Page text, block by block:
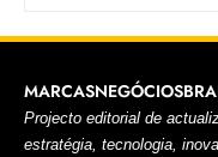
MARCASNEGÓCIOS
Projecto editorial de
estratégia, tecnologia,